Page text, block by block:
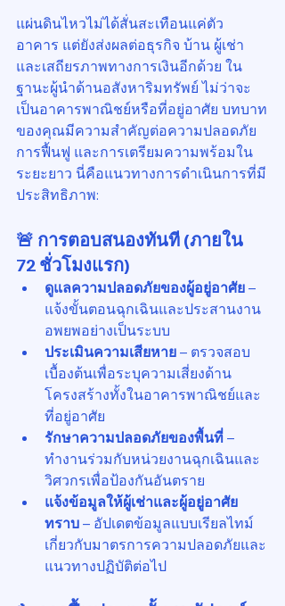
แผ่นดินไหวไม่ได้สั่นสะเทือนแค่ตัว
อาคาร แต่ยังส่งผลต่อธุรกิจ บ้าน ผู้เช่า
และเสถียรภาพทางการเงินอีกด้วย ใน
ฐานะผู้นำด้านอสังหาริมทรัพย์ ไม่ว่าจะ
เป็นอาคารพาณิชย์หรือที่อยู่อาศัย บทบาท
ของคุณมีความสำคัญต่อความปลอดภัย
การฟื้นฟู และการเตรียมความพร้อมใน
ระยะยาว นี่คือแนวทางการดำเนินการที่มี
ประสิทธิภาพ:
🚨 การตอบสนองทันที (ภายใน
72 ชั่วโมงแรก)
ดูแลความปลอดภัยของผู้อยู่อาศัย –
แจ้งขั้นตอนฉุกเฉินและประสานงาน
อพยพอย่างเป็นระบบ
ประเมินความเสียหาย – ตรวจสอบ
เบื้องต้นเพื่อระบุความเสี่ยงด้าน
โครงสร้างทั้งในอาคารพาณิชย์และ
ที่อยู่อาศัย
รักษาความปลอดภัยของพื้นที่ –
ทำงานร่วมกับหน่วยงานฉุกเฉินและ
วิศวกรเพื่อป้องกันอันตราย
แจ้งข้อมูลให้ผู้เช่าและผู้อยู่อาศัย
ทราบ – อัปเดตข้อมูลแบบเรียลไทม์
เกี่ยวกับมาตรการความปลอดภัยและ
แนวทางปฏิบัติต่อไป